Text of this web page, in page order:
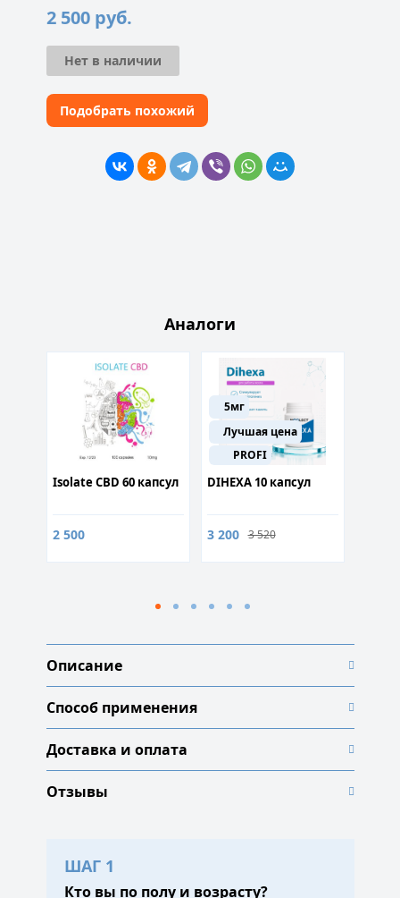
2 500 руб.
Нет в наличии
Подобрать похожий
Аналоги
Isolate CBD 60 капсул
2 500
5мг
Лучшая цена
PROFI
DIHEXA 10 капсул
3 200 3 520
Описание
Способ применения
Доставка и оплата
Отзывы
ШАГ 1
Кто вы по полу и возрасту?